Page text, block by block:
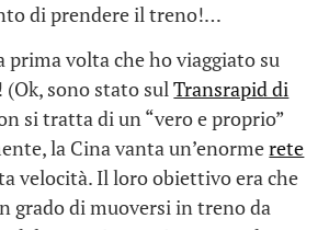
di prendere il treno!…
prima volta che ho viaggiato su
(Ok, sono stato sulTransrapid di
si tratta di un “vero e proprio”
la Cina vanta un’enormerete
velocità. Il loro obiettivo era che
grado di muoversi in treno da